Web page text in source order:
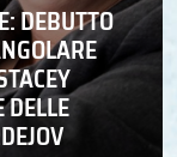
DEBUTTO
DELLE